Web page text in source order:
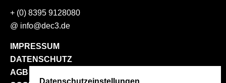
Datenschutzeinstellungen
+ (0) 8395 9128080
@ info@dec3.de
IMPRESSUM
DATENSCHUTZ
AGB